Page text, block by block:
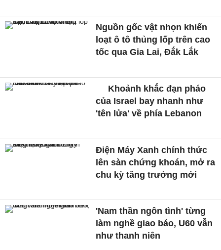
Nguồn gốc vật nhọn khiến
loạt ô tô thủng lốp trên cao
tốc qua Gia Lai, Đắk Lắk
Khoảnh khắc đạn pháo
của Israel bay nhanh như
'tên lửa' về phía Lebanon
Điện Máy Xanh chính thức
lên sàn chứng khoán, mở ra
chu kỳ tăng trưởng mới
'Nam thần ngôn tình' từng
làm nghề giao báo, U60 vẫn
như thanh niên